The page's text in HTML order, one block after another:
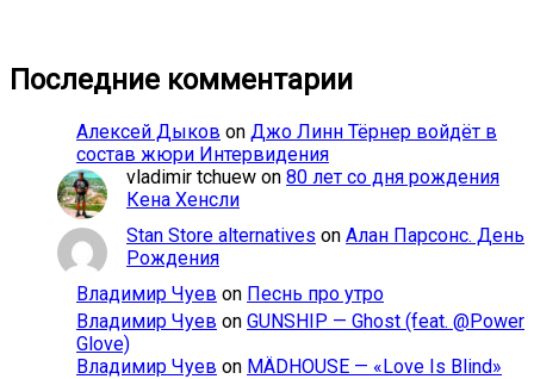
Последние комментарии
Алексей Дыков on Джо Линн Тёрнер войдёт в
состав жюри Интервидения
vladimir tchuew on 80 лет со дня рождения
Кена Хенсли
Stan Store alternatives on Алан Парсонс. День
Рождения
Владимир Чуев on Песнь про утро
Владимир Чуев on GUNSHIP — Ghost (feat. @Power
Glove)
Владимир Чуев on MÄDHOUSE — «Love Is Blind»